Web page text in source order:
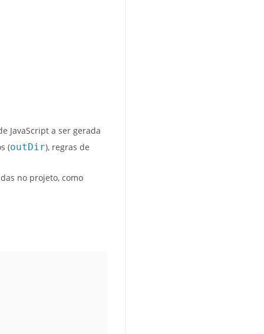
JavaScript a ser gerada
(outDir), regras de
no projeto, como